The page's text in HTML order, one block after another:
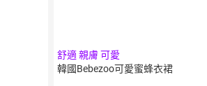
舒適 親膚 可愛
韓國Bebezoo可愛蜜蜂衣裙